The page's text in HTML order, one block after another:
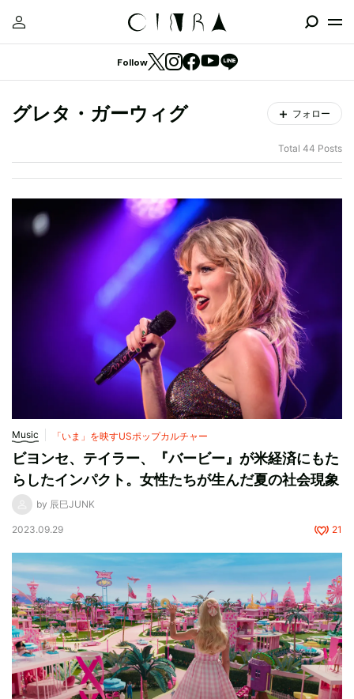
Follow
グレタ・ガーウィグ フォロー
Total 44 Posts
Music 「いま」を映すUSポップカルチャー
ビヨンセ、テイラー、『バービー』が米経済にもた
らしたインパクト。女性たちが生んだ夏の社会現象
by 辰巳JUNK
2023.09.29 21